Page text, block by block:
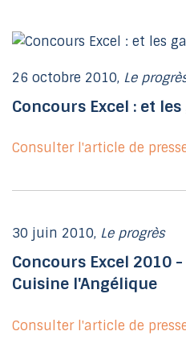
26 octobre 2010, Le
Concours Excel : et
Consulter l'article de
30 juin 2010, Le progrès
Concours Excel 2010
Cuisine l'Angélique
Consulter l'article de